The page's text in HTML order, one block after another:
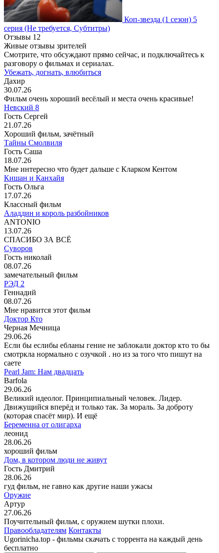
Коп-звезда (1 сезон) 5
серия (Не требуется, Субтитры)
Отзывы 12
Живые отзывы зрителей
Смотрите, что обсуждают прямо сейчас, и подключайтесь к
разговору о фильмах и сериалах.
Убежать, догнать, влюбиться
Дахир
30.07.26
Фильм очень хороший весёлый и места очень красивые!
Невский 8
Гость Сергей
21.07.26
Хороший фильм, зачётный
Тайны Смолвиля
Гость Саша
18.07.26
Мне интересно что будет дальше с Кларком Кентом
Кишан и Канхайя
Гость Ольга
17.07.26
Классный фильм
Аладдин и король разбойников
ANTONIO
13.07.26
СПАСИБО ЗА ВСЁ
Суворов
Гость николай
08.07.26
замечательный фильм
РЭД 2
Геннадий
08.07.26
Мне нравится этот фильм
Доктор Кто
Черная Мечница
29.06.26
Если бы еслибы ебланы гение не заблокали доктор кто то бы
смотркла нормально с озучкой . но из за того что пишут на
саете
Pearl Jam: Нам двадцать
Barfola
29.06.26
Великий идеолог. Принципиальный человек. Лидер.
Движущийся вперёд и только так. За мораль. За доброту
(которая спасёт мир). И ещё
Беременна от олигарха
леонид
28.06.26
хороший фильм
Дом, в котором люди не живут
Гость Дмитрий
28.06.26
гуд фильм, не гавно как другие наши ужасы
Оружие
Артур
27.06.26
Поучительный фильм, с оружием шутки плохи.
Правообладателям Контакты
Ugorinicha.top - фильмы скачать с торрента на каждый день
бесплатно